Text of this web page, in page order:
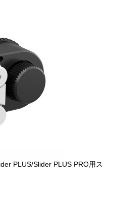
PLUS/Slider PLUS PRO用ス